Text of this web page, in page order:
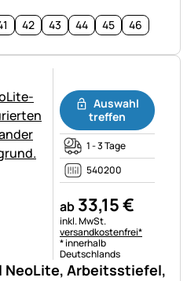
42 43 44 45 46
Arbeitsstiefel,
Auswahl
treffen
1 - 3 Tage
540200
ab 33,15€
Steuerhinweis:
inkl. MwSt.
versandkostenfrei*
* innerhalb
Deutschlands